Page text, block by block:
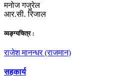
मनोज गजुरेल
आर.सी. रिजाल
व्यङ्ग्यचित्र :
राजेश मानन्धर (राजमान)
सहकार्य